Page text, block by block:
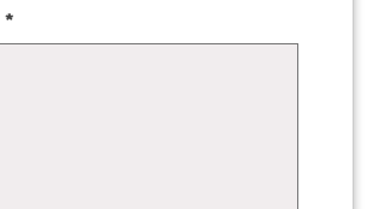
*